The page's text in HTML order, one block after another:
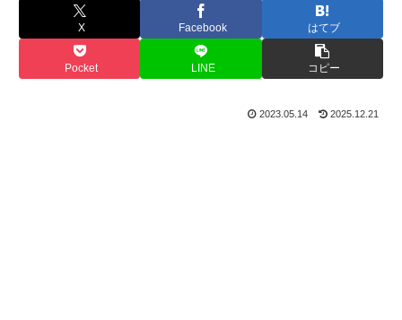
X Facebook はてブ
Pocket LINE コピー
2023.05.14 2025.12.21